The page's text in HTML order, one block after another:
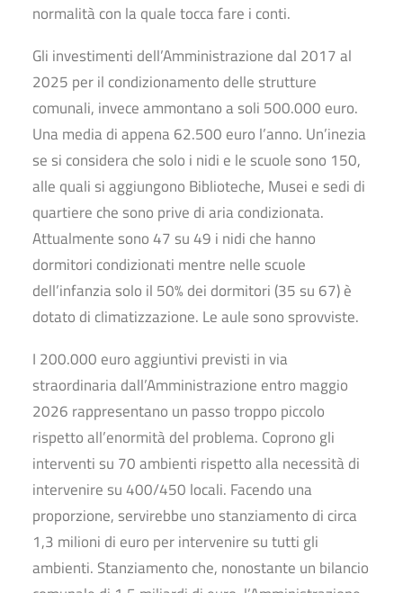
normalità con la quale tocca fare i conti.
Gli investimenti dell’Amministrazione dal 2017 al
2025 per il condizionamento delle strutture
comunali, invece ammontano a soli 500.000 euro.
Una media di appena 62.500 euro l’anno. Un’inezia
se si considera che solo i nidi e le scuole sono 150,
alle quali si aggiungono Biblioteche, Musei e sedi di
quartiere che sono prive di aria condizionata.
Attualmente sono 47 su 49 i nidi che hanno
dormitori condizionati mentre nelle scuole
dell’infanzia solo il 50% dei dormitori (35 su 67) è
dotato di climatizzazione. Le aule sono sprovviste.
I 200.000 euro aggiuntivi previsti in via
straordinaria dall’Amministrazione entro maggio
2026 rappresentano un passo troppo piccolo
rispetto all’enormità del problema. Coprono gli
interventi su 70 ambienti rispetto alla necessità di
intervenire su 400/450 locali. Facendo una
proporzione, servirebbe uno stanziamento di circa
1,3 milioni di euro per intervenire su tutti gli
ambienti. Stanziamento che, nonostante un bilancio